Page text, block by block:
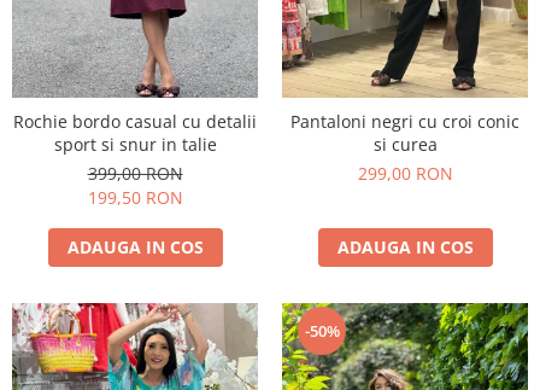
Rochie bordo casual cu detalii
sport si snur in talie
399,00 RON
199,50 RON
ADAUGA IN COS
Pantaloni negri cu croi conic
si curea
299,00 RON
ADAUGA IN COS
-50%